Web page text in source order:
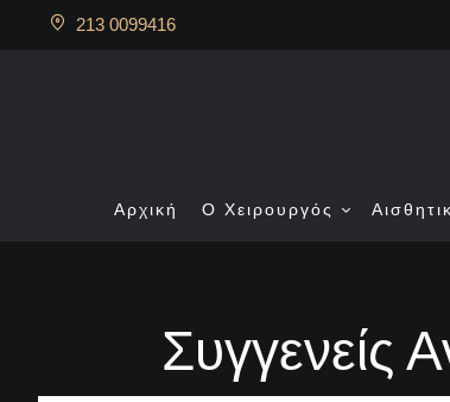
213 0099416
Αρχική Ο Χειρουργός
Συγγενείς